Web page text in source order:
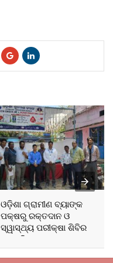
ଓଡ଼ିଶା ଗ୍ରାମୀଣ ବ୍ୟାଙ୍କ
ପକ୍ଷରୁ ରକ୍ତଦାନ ଓ
ସ୍ୱାସ୍ଥ୍ୟ ପରୀକ୍ଷା ଶିବିର
ଅନୁଷ୍ଠିତ